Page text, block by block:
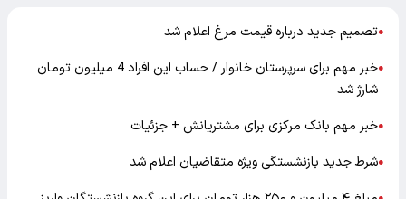
●تصمیم جدید درباره قیمت مرغ اعلام شد
●
خبر مهم برای سرپرستان خانوار / حساب این افراد 4 میلیون تومان
شارژ شد
●خبر مهم بانک مرکزی برای مشتریانش + جزئیات
●شرط جدید بازنشستگی ویژه متقاضیان اعلام شد